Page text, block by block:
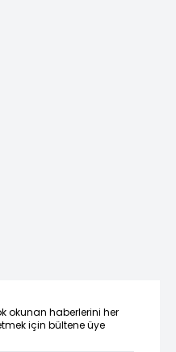
okunan haberlerini her
için bültene üye